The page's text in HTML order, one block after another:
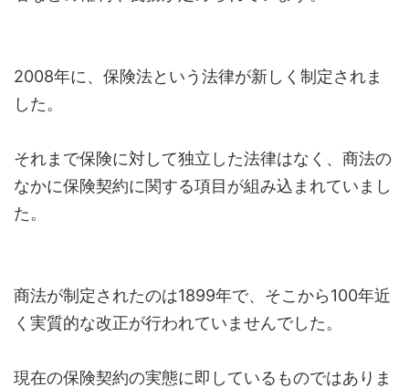
2008年に、保険法という法律が新しく制定されま
した。
それまで保険に対して独立した法律はなく、商法の
なかに保険契約に関する項目が組み込まれていまし
た。
商法が制定されたのは1899年で、そこから100年近
く実質的な改正が行われていませんでした。
現在の保険契約の実態に即しているものではありま